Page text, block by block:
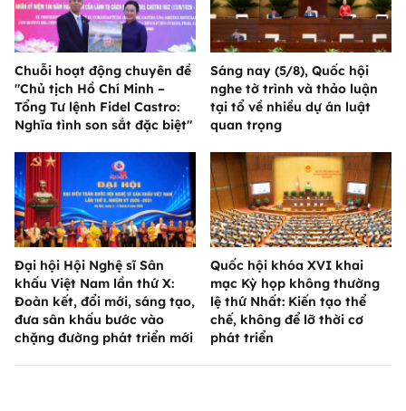
Chuỗi hoạt động chuyên đề
"Chủ tịch Hồ Chí Minh –
Tổng Tư lệnh Fidel Castro:
Nghĩa tình son sắt đặc biệt"
Sáng nay (5/8), Quốc hội
nghe tờ trình và thảo luận
tại tổ về nhiều dự án luật
quan trọng
Đại hội Hội Nghệ sĩ Sân
khấu Việt Nam lần thứ X:
Đoàn kết, đổi mới, sáng tạo,
đưa sân khấu bước vào
chặng đường phát triển mới
Quốc hội khóa XVI khai
mạc Kỳ họp không thường
lệ thứ Nhất: Kiến tạo thể
chế, không để lỡ thời cơ
phát triển